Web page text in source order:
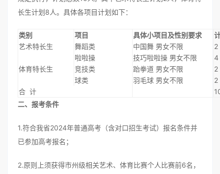
长生计划8人。具体各项目计划如下：
类别 项目 具体小项目及性别要求
艺术特长生
舞蹈类 中国舞 男女不限 2
体育特长生
啦啦操 技巧啦啦操 男女不限
4
竞技类
跆拳道 男女不限
2
球类
羽毛球 男女不限
2
合 计
二、报考条件
1.符合我省2024年普通高考（含对口招生考试）报名条件并
已参加高考报名；
2.原则上须获得市州级相关艺术、体育比赛个人比赛前6名，